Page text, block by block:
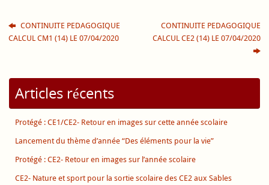
CONTINUITE PEDAGOGIQUE
CALCUL CM1 (14) LE 07/04/2020
CONTINUITE PEDAGOGIQUE
CALCUL CE2 (14) LE 07/04/2020
Articles récents
Protégé : CE1/CE2- Retour en images sur cette année scolaire
Lancement du thème d’année “Des éléments pour la vie”
Protégé : CE2- Retour en images sur l’année scolaire
CE2- Nature et sport pour la sortie scolaire des CE2 aux Sables